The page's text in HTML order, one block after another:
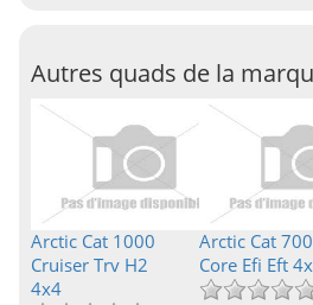
Autres quads de la
Arctic Cat 1000
Cruiser Trv H2
4x4
Arctic Cat 700
Core Efi Eft